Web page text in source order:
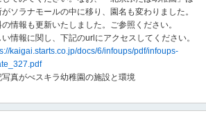
がソラナモールの中に移り、園名も変わりました。
の情報も更新いたしました。ご参照ください。
い情報に関し、下記のurlにアクセスしてください。
kaigai.starts.co.jp/docs/6/infoups/pdf/infoups-
写真がべスキラ幼稚園の施設と環境